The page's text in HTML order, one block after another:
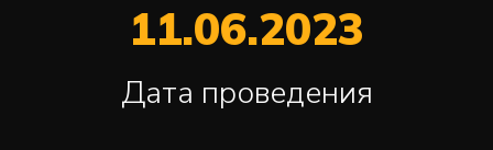
11.06.2023
Дата проведения